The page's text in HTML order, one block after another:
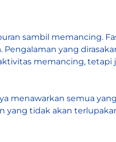
sambil memancing.
yang
memancing, tetapi
menawarkan semua
yang tidak akan